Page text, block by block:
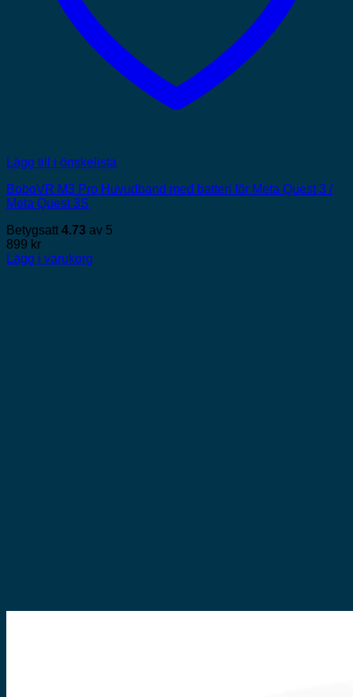
Lägg till i önskelista
BoboVR M3 Pro Huvudband med batteri för Meta Quest 3 /
Meta Quest 3S
Betygsatt 4.73 av 5
899 kr
Lägg i varukorg